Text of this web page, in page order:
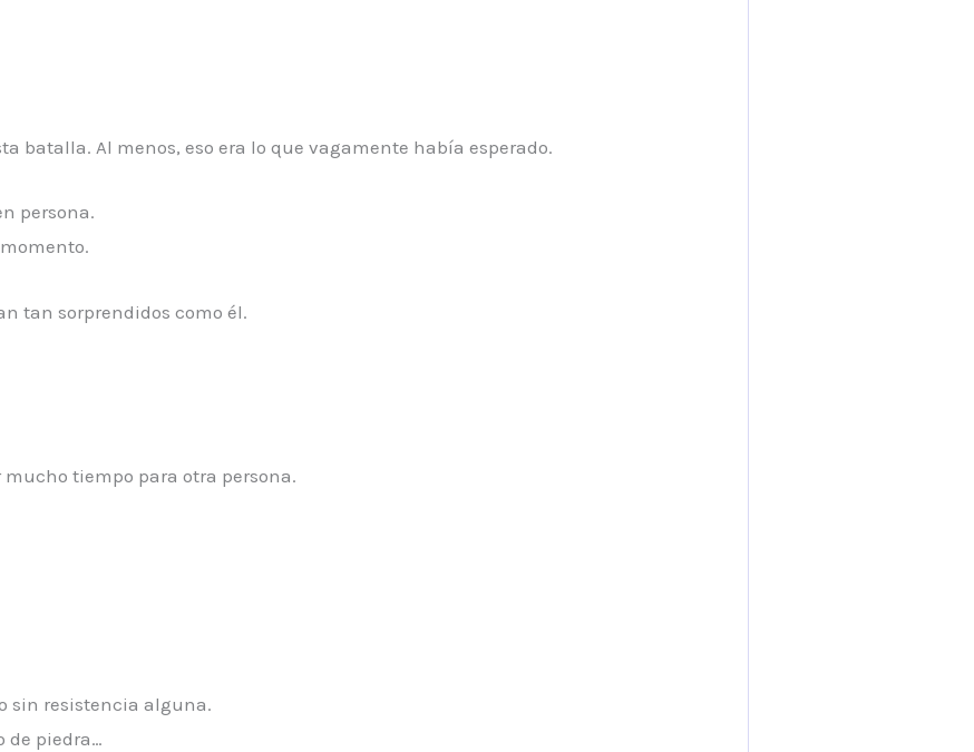
batalla. Al menos, eso era lo que vagamente había esperado.
persona.
tan sorprendidos como él.
tiempo para otra persona.
sin resistencia alguna.
de piedra…